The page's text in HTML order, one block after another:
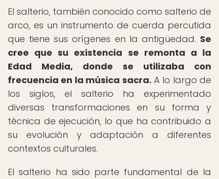
El salterio, también conocido como salterio de
arco, es un instrumento de cuerda percutida
que tiene sus orígenes en la antigüedad. Se
cree que su existencia se remonta a la
Edad Media, donde se utilizaba con
frecuencia en la música sacra. A lo largo de
los siglos, el salterio ha experimentado
diversas transformaciones en su forma y
técnica de ejecución, lo que ha contribuido a
su evolución y adaptación a diferentes
contextos culturales.
El salterio ha sido parte fundamental de la